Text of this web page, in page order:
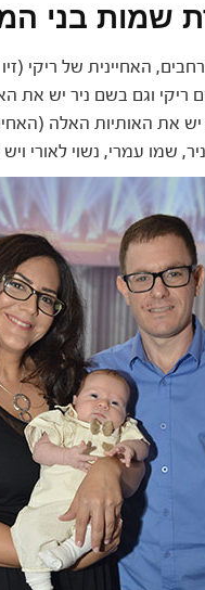
שמות בני
ריקי וגם בשם ניר יש את
את האותיות האלה
שמו עמרי, נשוי לאורי